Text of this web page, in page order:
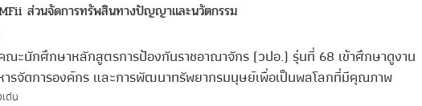
ส่วนจัดการทรัพสินทางปัญญาและนวัตกรรม
ะนักศึกษาหลักสูตรการป้องกันราชอาณาจักร (วปอ.) รุ่นที่ 68 เข้าศึกษาดูงาน
ารจัดการองค์กร และการพัฒนาทรัพยากรมนุษย์เพื่อเป็นพลโลกที่มีคุณภาพ
ด่น